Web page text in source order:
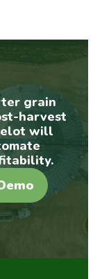
grain
harvest
will